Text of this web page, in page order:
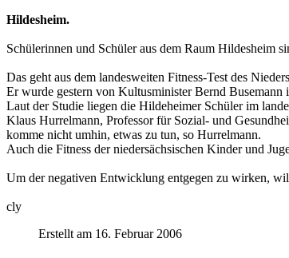
Hildesheim.
Schülerinnen und Schüler aus dem Raum Hildesheim
Das geht aus dem landesweiten Fitness-Test des
Er wurde gestern von Kultusminister Bernd Busemann
Laut der Studie liegen die Hildeheimer Schüler im
Klaus Hurrelmann, Professor für Sozial- und
komme nicht umhin, etwas zu tun, so Hurrelmann.
Auch die Fitness der niedersächsischen Kinder und
Um der negativen Entwicklung entgegen zu wirken,
cly
Erstellt am 16. Februar 2006